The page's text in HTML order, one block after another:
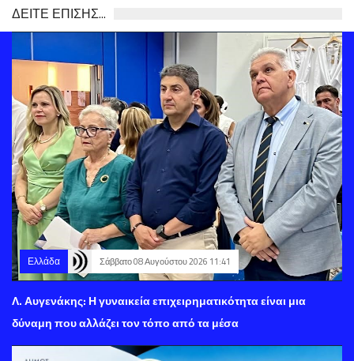
ΔΕΙΤΕ ΕΠΙΣΗΣ...
Ελλάδα Σάββατο 08 Αυγούστου 2026 11:41
Λ. Αυγενάκης: Η γυναικεία επιχειρηματικότητα είναι μια
δύναμη που αλλάζει τον τόπο από τα μέσα